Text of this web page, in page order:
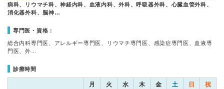
病科、リウマチ科、神経内科、血液内科、外科、呼吸器外科、心臓血管外科、
消化器外科、脳神…
専門医・資格：
総合内科専門医、アレルギー専門医、リウマチ専門医、感染症専門医、血液専
門医、外…
診療時間
月 火 水 木 金 土 日 祝